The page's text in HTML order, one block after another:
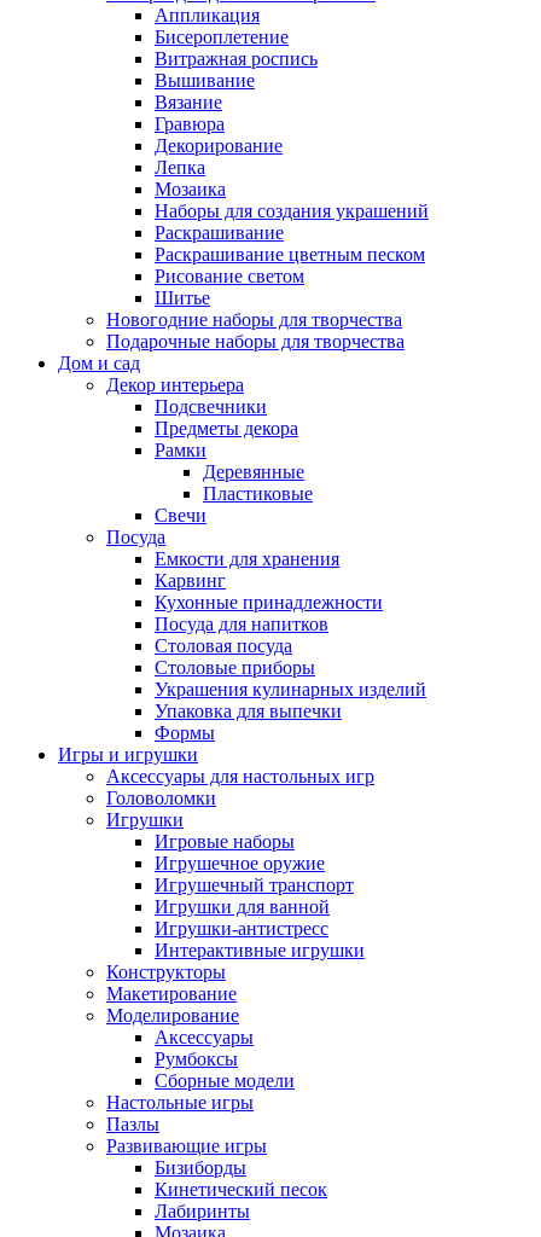
Аппликация
Бисероплетение
Витражная роспись
Вышивание
Вязание
Гравюра
Декорирование
Лепка
Мозаика
Наборы для создания украшений
Раскрашивание
Раскрашивание цветным песком
Рисование светом
Шитье
Новогодние наборы для творчества
Подарочные наборы для творчества
Дом и сад
Декор интерьера
Подсвечники
Предметы декора
Рамки
Деревянные
Пластиковые
Свечи
Посуда
Емкости для хранения
Карвинг
Кухонные принадлежности
Посуда для напитков
Столовая посуда
Столовые приборы
Украшения кулинарных изделий
Упаковка для выпечки
Формы
Игры и игрушки
Аксессуары для настольных игр
Головоломки
Игрушки
Игровые наборы
Игрушечное оружие
Игрушечный транспорт
Игрушки для ванной
Игрушки-антистресс
Интерактивные игрушки
Конструкторы
Макетирование
Моделирование
Аксессуары
Румбоксы
Сборные модели
Настольные игры
Пазлы
Развивающие игры
Бизиборды
Кинетический песок
Лабиринты
Мозаика